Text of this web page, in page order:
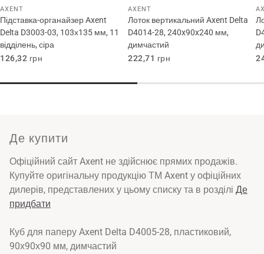
AXENT
Підставка-органайзер Axent
Delta D3003-03, 103х135 мм, 11
відділень, сіра
Звичайна
126,32 грн
AXENT
Лоток вертикальний Axent Delta
D4014-28, 240x90x240 мм,
димчастий
Звичайна
222,71 грн
Де купити
Офіційний сайт Axent не здійснює прямих продажів.
Купуйте оригінальну продукцію ТМ Axent у офіційних
дилерів, представлених у цьому списку та в розділі Де
придбати
Куб для паперу Axent Delta D4005-28, пластиковий,
90х90х90 мм, димчастий